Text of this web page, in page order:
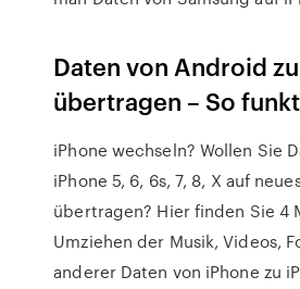
Daten von Android
übertragen – So
iPhone wechseln? Wollen Sie
iPhone 5, 6, 6s, 7, 8, X auf
übertragen? Hier finden Sie 4
Umziehen der Musik, Videos,
anderer Daten von iPhone zu